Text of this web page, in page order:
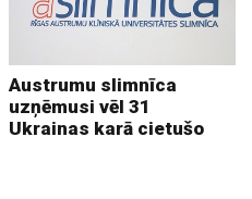
Austrumu slimnīca
uzņēmusi vēl 31
Ukrainas karā cietušo